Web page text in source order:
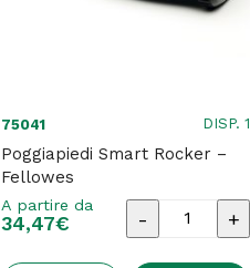
nero
quantità
75041 DISP. 1
Poggiapiedi Smart Rocker –
Fellowes
A partire da
34,47€
Poggiapiedi